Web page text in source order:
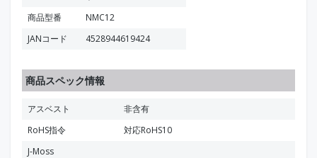
商品型番
NMC12
JANコード
4528944619424
商品スペック情報
アスベスト
非含有
RoHS指令
対応RoHS10
J-Moss